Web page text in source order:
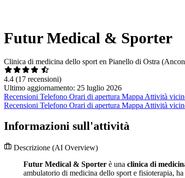
Futur Medical & Sporter
Clinica di medicina dello sport en Pianello di Ostra
4.4 (17 recensioni)
Ultimo aggiornamento: 25 luglio 2026
Recensioni Telefono Orari di apertura Mappa Attività
Recensioni Telefono Orari di apertura Mappa Attività
Informazioni sull'attività
Descrizione (AI Overview)
Futur Medical & Sporter è una clinica di
ambulatorio di medicina dello sport e fisioterapia,